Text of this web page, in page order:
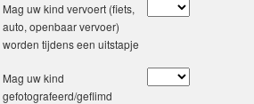
Mag uw kind vervoert (fiets,
auto, openbaar vervoer)
worden tijdens een uitstapje
Mag uw kind
gefotografeerd/geflimd